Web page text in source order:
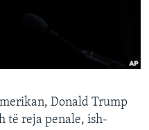
Donald Trump
të reja penale, ish-